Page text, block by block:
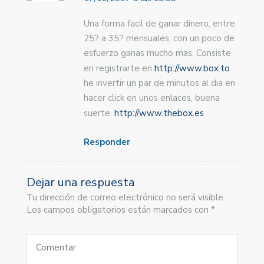
Una forma facil de ganar dinero, entre
25? a 35? mensuales, con un poco de
esfuerzo ganas mucho mas. Consiste
en registrarte en http://www.box.to
he invertir un par de minutos al dia en
hacer click en unos enlaces, buena
suerte. http://www.thebox.es
Responder
Dejar una respuesta
Tu dirección de correo electrónico no será visible.
Los campos obligatorios están marcados con *